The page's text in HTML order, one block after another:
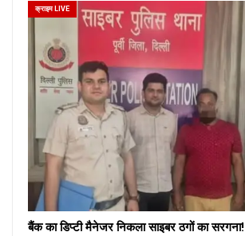
क्राइम LIVE
बैंक का डिप्टी मैनेजर निकला साइबर ठगों का सरगना!